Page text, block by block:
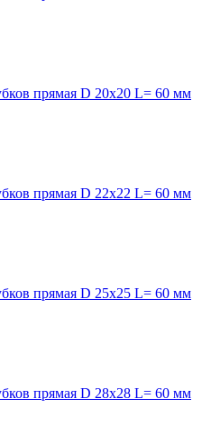
прямая D 20х20 L= 60 мм
прямая D 22х22 L= 60 мм
прямая D 25х25 L= 60 мм
прямая D 28х28 L= 60 мм